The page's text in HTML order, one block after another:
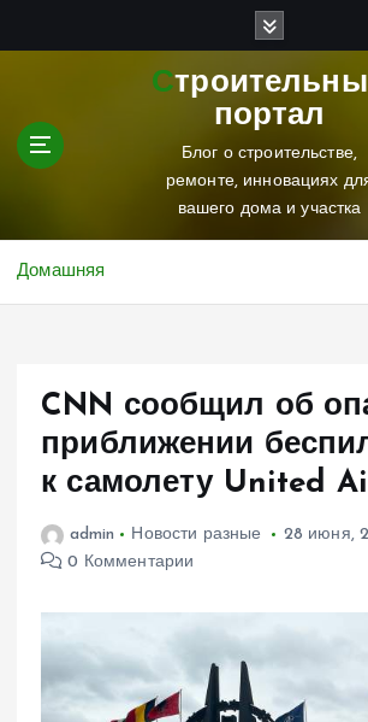
Строительный
портал
Блог о строительстве,
ремонте, инновациях
вашего дома и участка
Домашняя
CNN сообщил об
приближении
к самолету United
admin Новости разные
28 июня,
0 Комментарии